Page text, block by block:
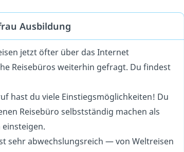
Ausbildung
jetzt öfter über das Internet
Reisebüros weiterhin gefragt. Du findest
hast du viele Einstiegsmöglichkeiten! Du
Reisebüro selbstständig machen als
sehr abwechslungsreich — von Weltreisen